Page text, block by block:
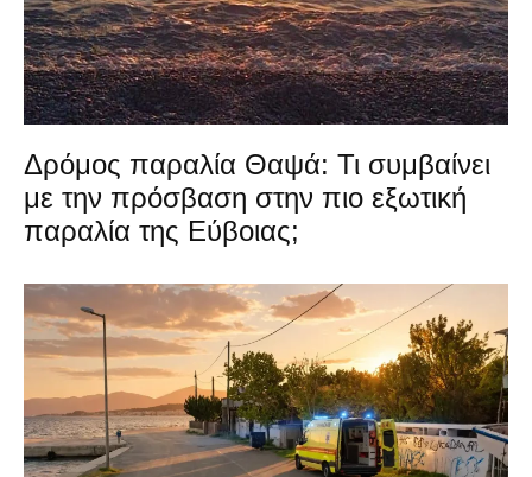
Δρόμος παραλία Θαψά: Τι συμβαίνει
με την πρόσβαση στην πιο εξωτική
παραλία της Εύβοιας;